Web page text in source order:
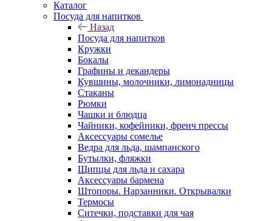
Каталог
Посуда для напитков
Назад
Посуда для напитков
Кружки
Бокалы
Графины и декандеры
Кувшины, молочники, лимонадницы
Стаканы
Рюмки
Чашки и блюдца
Чайники, кофейники, френч прессы
Аксессуары сомелье
Ведра для льда, шампанского
Бутылки, фляжки
Щипцы для льда и сахара
Аксессуары бармена
Штопоры. Нарзанники. Открывалки
Термосы
Ситечки, подставки для чая